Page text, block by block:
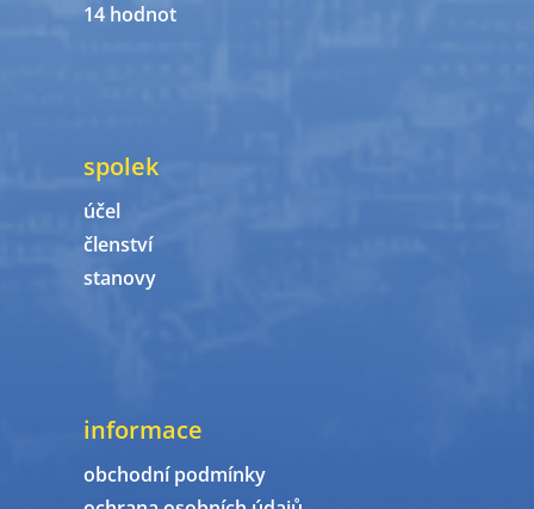
14 hodnot
spolek
účel
členství
stanovy
informace
obchodní podmínky